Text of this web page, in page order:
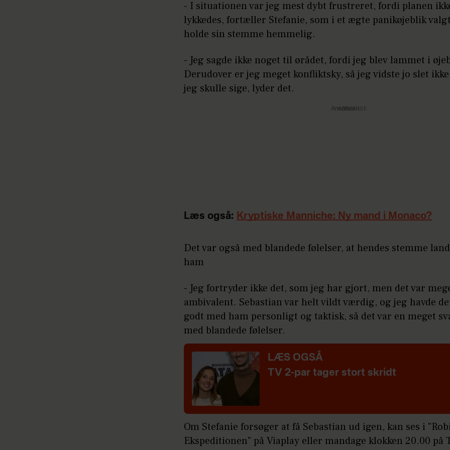
- I situationen var jeg mest dybt frustreret, fordi planen
lykkedes, fortæller Stefanie, som i et ægte panikøjeblik
holde sin stemme hemmelig.
- Jeg sagde ikke noget til ørådet, fordi jeg blev lammet i
Derudover er jeg meget konfliktsky, så jeg vidste jo slet
jeg skulle sige, lyder det.
Annonce
Læs også: Kryptiske Manniche: Ny mand i Monaco?
Det var også med blandede følelser, at hendes stemme
ham
- Jeg fortryder ikke det, som jeg har gjort, men det var
ambivalent. Sebastian var helt vildt værdig, og jeg havde
godt med ham personligt og taktisk, så det var en meget
med blandede følelser.
LÆS OGSÅ
TV 2-par tager stort skridt
Om Stefanie forsøger at få Sebastian ud igen, kan ses i
Ekspeditionen" på Viaplay eller mandage klokken 20.00 på